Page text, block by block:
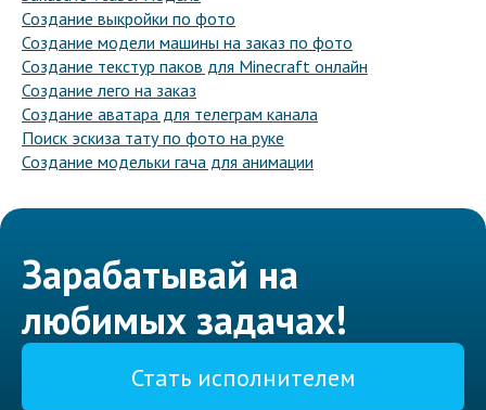
Создание выкройки по фото
Создание модели машины на заказ по фото
Создание текстур паков для Minecraft онлайн
Создание лего на заказ
Создание аватара для телеграм канала
Поиск эскиза тату по фото на руке
Создание модельки гача для анимации
Зарабатывай на
любимых задачах!
Стать исполнителем